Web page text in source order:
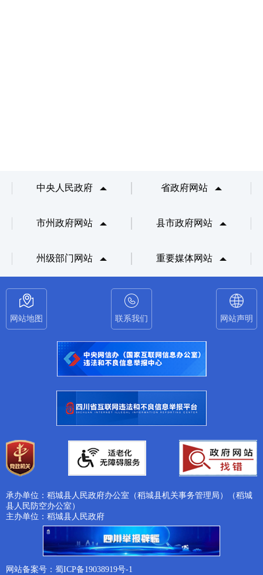
中央人民政府 省政府网站
市州政府网站 县市政府网站
州级部门网站 重要媒体网站
网站地图 联系我们 网站声明
承办单位：稻城县人民政府办公室（稻城县机关事务管理局）（稻城
县人民防空办公室）
主办单位：稻城县人民政府
网站备案号：蜀ICP备19038919号-1